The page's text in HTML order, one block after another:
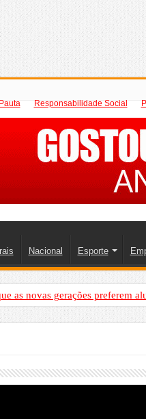
Responsabilidade Social
Nacional Esporte
as novas gerações preferem
hora certa de evoluir sua
e traslados em Porto
dos canais de denúncia